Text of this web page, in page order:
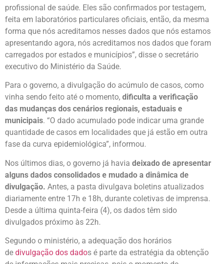
profissional de saúde. Eles são confirmados por testagem,
feita em laboratórios particulares oficiais, então, da mesma
forma que nós acreditamos nesses dados que nós estamos
apresentando agora, nós acreditamos nos dados que foram
carregados por estados e municípios”, disse o secretário
executivo do Ministério da Saúde.
Para o governo, a divulgação do acúmulo de casos, como
vinha sendo feito até o momento, dificulta a verificação
das mudanças dos cenários regionais, estaduais e
municipais. “O dado acumulado pode indicar uma grande
quantidade de casos em localidades que já estão em outra
fase da curva epidemiológica”, informou.
Nos últimos dias, o governo já havia deixado de apresentar
alguns dados consolidados e mudado a dinâmica de
divulgação. Antes, a pasta divulgava boletins atualizados
diariamente entre 17h e 18h, durante coletivas de imprensa.
Desde a última quinta-feira (4), os dados têm sido
divulgados próximo às 22h.
Segundo o ministério, a adequação dos horários
de divulgação dos dados é parte da estratégia da obtenção